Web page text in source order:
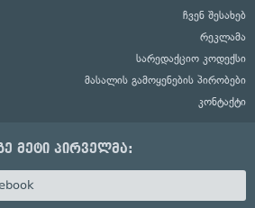
ჩვენ შესახებ
რეკლამა
სარედაქციო კოდექსი
მასალის გამოყენების პირობები
კონტაქტი
მეტი პირველმა: